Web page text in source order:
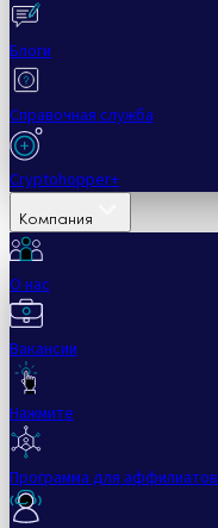
Блоги
Справочная служба
Cryptohopper+
Компания
О нас
Вакансии
Нажмите
Программа для аффилиатов